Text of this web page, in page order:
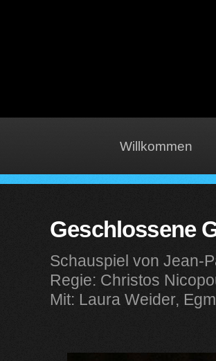
Willkommen
Geschlossene
Schauspiel von Jean-
Regie: Christos
Mit: Laura Weider,